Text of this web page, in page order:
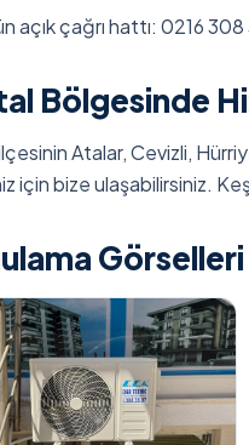
açık çağrı hattı: 0216
Bölgesinde
Atalar, Cevizli,
için bize ulaşabilirsiniz.
Görselleri